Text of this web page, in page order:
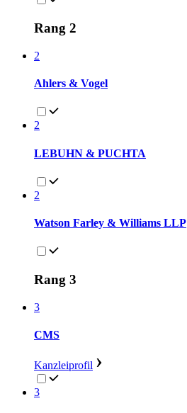
Rang 2
2
Ahlers & Vogel
2
LEBUHN & PUCHTA
2
Watson Farley & Williams LLP
Rang 3
3
CMS
Kanzleiprofil
3